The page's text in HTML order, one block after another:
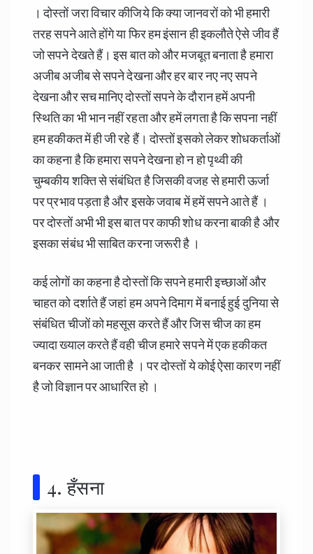
। दोस्तों जरा विचार कीजिये कि क्या जानवरों को भी हमारी
तरह सपने आते होंगे या फिर हम इंसान ही इकलौते ऐसे जीव हैं
जो सपने देखते हैं। इस बात को और मजबूत बनाता है हमारा
अजीब अजीब से सपने देखना और हर बार नए नए सपने
देखना और सच मानिए दोस्तों सपने के दौरान हमें अपनी
स्थिति का भी भान नहीं रहता और हमें लगता है कि सपना नहीं
हम हकीकत में ही जी रहे हैं। दोस्तों इसको लेकर शोधकर्ताओं
का कहना है कि हमारा सपने देखना हो न हो पृथ्वी की
चुम्बकीय शक्ति से संबंधित है जिसकी वजह से हमारी ऊर्जा
पर प्रभाव पड़ता है और इसके जवाब में हमें सपने आते हैं ।
पर दोस्तों अभी भी इस बात पर काफी शोध करना बाकी है और
इसका संबंध भी साबित करना जरूरी है ।
कई लोगों का कहना है दोस्तों कि सपने हमारी इच्छाओं और
चाहत को दर्शाते हैं जहां हम अपने दिमाग में बनाई हुई दुनिया से
संबंधित चीजों को महसूस करते हैं और जिस चीज का हम
ज्यादा ख्याल करते हैं वही चीज हमारे सपने में एक हकीकत
बनकर सामने आ जाती है । पर दोस्तों ये कोई ऐसा कारण नहीं
है जो विज्ञान पर आधारित हो ।
4. हँसना